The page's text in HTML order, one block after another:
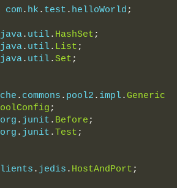
com. hk . test . helloWorld ;
java. util. HashSet ;
java. util. List ;
java. util.Set ;
. commons . pool2 . impl.Generic
;
org . junit . Before ;
org . junit .Test ;
. jedis . HostAndPort ;